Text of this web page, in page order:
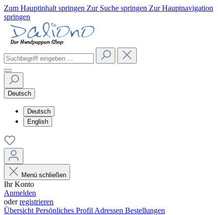
Zum Hauptinhalt springen Zur Suche springen Zur Hauptnavigation
springen
Deutsch
Deutsch
English
Menü schließen
Ihr Konto
Anmelden
oderregistrieren
Übersicht Persönliches Profil Adressen Bestellungen